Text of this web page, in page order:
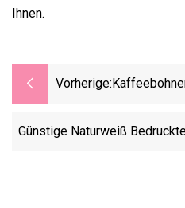
Ihnen.
Vorherige:
Gemischte
Günstige Naturweiß